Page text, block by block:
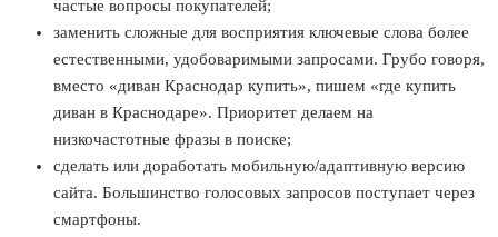
частые вопросы покупателей;
заменить сложные для восприятия ключевые слова более
естественными, удобоваримыми запросами. Грубо говоря,
вместо «диван Краснодар купить», пишем «где купить
диван в Краснодаре». Приоритет делаем на
низкочастотные фразы в поиске;
сделать или доработать мобильную/адаптивную версию
сайта. Большинство голосовых запросов поступает через
смартфоны.